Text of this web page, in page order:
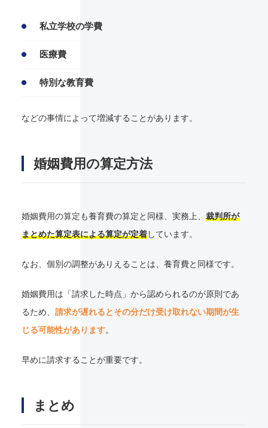
私立学校の学費
医療費
特別な教育費
などの事情によって増減することがあります。
婚姻費用の算定方法
婚姻費用の算定も養育費の算定と同様、実務上、 裁判所が
まとめた算定表による算定が定着しています。
なお、個別の調整がありえることは、養育費と同様です。
婚姻費用は「請求した時点」から認められるのが原則であ
るため、 請求が遅れるとその分だけ受け取れない期間が生
じる可能性があります。
早めに請求することが重要です。
まとめ